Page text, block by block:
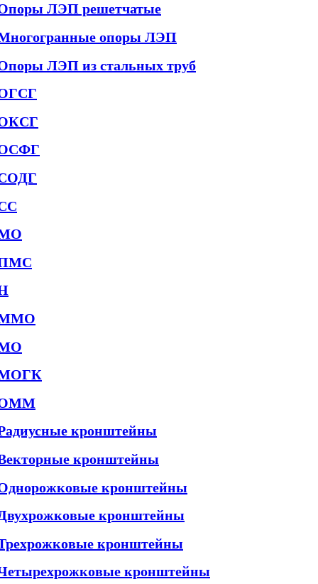
ЛЭП решетчатые
опоры ЛЭП
ЛЭП из стальных труб
кронштейны
кронштейны
кронштейны
кронштейны
кронштейны
кронштейны